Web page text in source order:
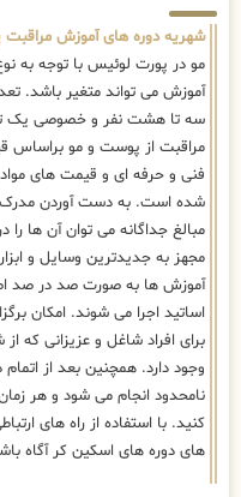
شهریه دوره های آموزش
مو در پورت لوئیس با توجه
آموزش می تواند متغیر باشد.
سه تا هشت نفر و خصوصی یک
مراقبت از پوست و مو براساس
فنی و حرفه ای و قیمت های مواد
شده است. به دست آوردن مدرک
مبالغ جداگانه می توان آن ها
مجهز به جدیدترین وسایل و
آموزش ها به صورت صد در صد
اساتید اجرا می شوند. امکان
برای افراد شاغل و عزیزانی
وجود دارد. همچنین بعد از
نامحدود انجام می شود و هر
کنید. با استفاده از راه های
های دوره های اسکین کر آگاه